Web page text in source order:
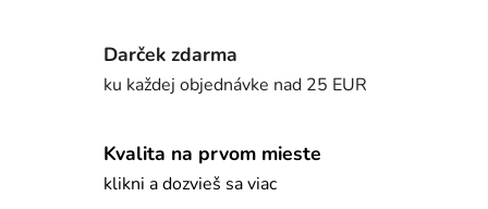
Darček zdarma
ku každej objednávke nad 25 EUR
Kvalita na prvom mieste
klikni a dozvieš sa viac